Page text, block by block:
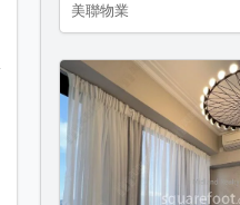
美聯物業